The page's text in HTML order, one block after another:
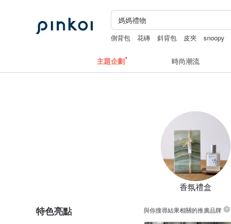
側背包 花磚 斜背包 皮夾 snoopy
主題企劃 時尚潮流
香氛禮盒
特色亮點 與你搜尋結果相關的推廣品牌